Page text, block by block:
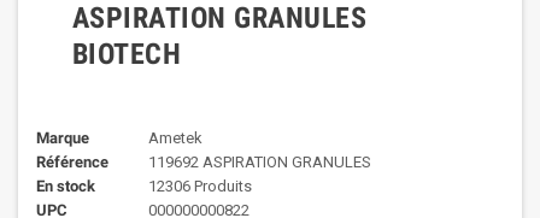
ASPIRATION GRANULES
BIOTECH
Marque
Ametek
Référence
119692 ASPIRATION GRANULES
En stock
12306 Produits
UPC
000000000822